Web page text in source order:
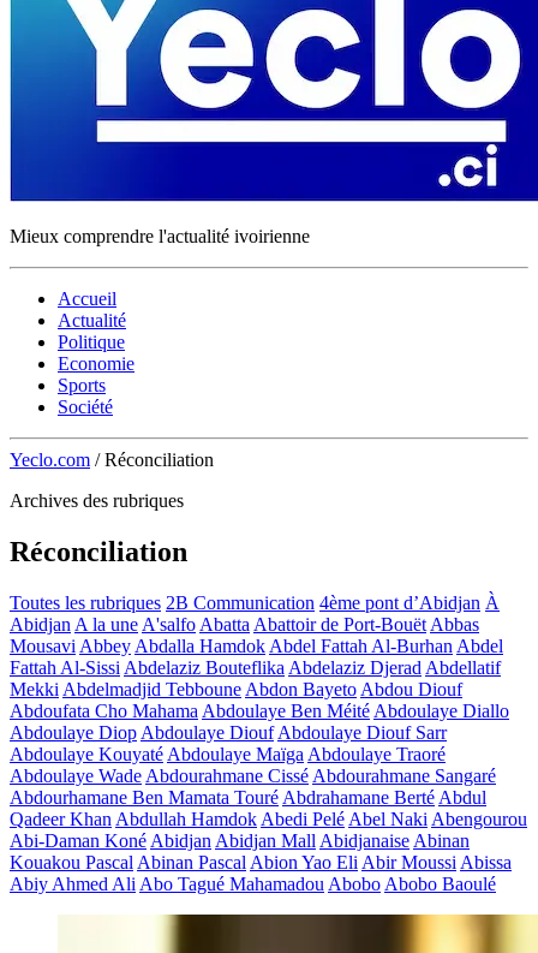
Mieux comprendre l'actualité ivoirienne
Accueil
Actualité
Politique
Economie
Sports
Société
Yeclo.com / Réconciliation
Archives des rubriques
Réconciliation
Toutes les rubriques 2B Communication 4ème pont d’Abidjan À
Abidjan A la une A'salfo Abatta Abattoir de Port-Bouët Abbas
Mousavi Abbey Abdalla Hamdok Abdel Fattah Al-Burhan Abdel
Fattah Al-Sissi Abdelaziz Bouteflika Abdelaziz Djerad Abdellatif
Mekki Abdelmadjid Tebboune Abdon Bayeto Abdou Diouf
Abdoufata Cho Mahama Abdoulaye Ben Méité Abdoulaye Diallo
Abdoulaye Diop Abdoulaye Diouf Abdoulaye Diouf Sarr
Abdoulaye Kouyaté Abdoulaye Maïga Abdoulaye Traoré
Abdoulaye Wade Abdourahmane Cissé Abdourahmane Sangaré
Abdourhamane Ben Mamata Touré Abdrahamane Berté Abdul
Qadeer Khan Abdullah Hamdok Abedi Pelé Abel Naki Abengourou
Abi-Daman Koné Abidjan Abidjan Mall Abidjanaise Abinan
Kouakou Pascal Abinan Pascal Abion Yao Eli Abir Moussi Abissa
Abiy Ahmed Ali Abo Tagué Mahamadou Abobo Abobo Baoulé